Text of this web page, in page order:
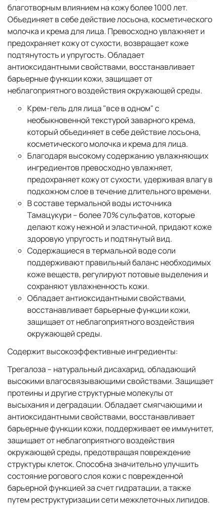
благотворным влиянием на кожу более 1000 лет.
Объединяет в себе действие лосьона, косметического
молочка и крема для лица. Превосходно увлажняет и
предохраняет кожу от сухости, возвращает коже
подтянутость и упругость. Обладает
антиоксидантными свойствами, восстанавливает
барьерные функции кожи, защищает от
неблагоприятного воздействия окружающей среды.
Крем-гель для лица "все в одном" с
необыкновенной текстурой заварного крема,
который объединяет в себе действие лосьона,
косметического молочка и крема для лица.
Благодаря высокому содержанию увлажняющих
ингредиентов превосходно увлажняет,
предохраняет кожу от сухости, удерживая влагу в
подкожном слое в течение длительного времени.
В составе термальной воды источника
Тамацукури – более 70% сульфатов, которые
делают кожу нежной и эластичной, придают коже
здоровую упругость и подтянутый вид.
Содержащиеся в термальной воде соли
поддерживают правильный баланс необходимых
коже веществ, регулируют потовые выделения и
сохраняют увлажненность кожи.
Обладает антиоксидантными свойствами,
восстанавливает барьерные функции кожи,
защищает от неблагоприятного воздействия
окружающей среды.
Содержит высокоэффективные ингредиенты:
Трегалоза – натуральный дисахарид, обладающий
высокими влагосвязывающими свойствами. Защищает
протеины и другие структурные молекулы от
высыхания и деградации. Обладает смягчающими и
антиоксидантными свойствами, восстанавливает
барьерные функции кожи, поддерживает ее иммунитет,
защищает от неблагоприятного воздействия
окружающей среды, предотвращая повреждение
структуры клеток. Способна значительно улучшить
состояние рогового слоя кожи с поврежденной
барьерной функцией за счет гидратации, а также
путем реструктуризации сети межклеточных липидов.